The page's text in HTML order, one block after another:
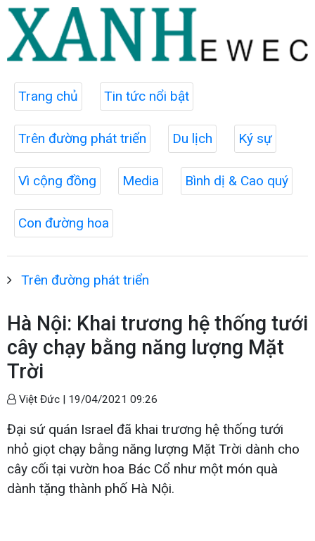
Trang chủ Tin tức nổi bật
Trên đường phát triển Du lịch Ký sự
Vì cộng đồng Media Bình dị & Cao quý
Con đường hoa
Trên đường phát triển
Hà Nội: Khai trương hệ thống tưới
cây chạy bằng năng lượng Mặt
Trời
Việt Đức | 19/04/2021 09:26
Đại sứ quán Israel đã khai trương hệ thống tưới
nhỏ giọt chạy bằng năng lượng Mặt Trời dành cho
cây cối tại vườn hoa Bác Cổ như một món quà
dành tặng thành phố Hà Nội.